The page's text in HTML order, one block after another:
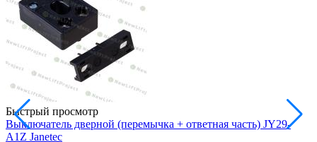
Быстрый просмотр
Выключатель дверной (перемычка + ответная часть) JY29-
A1Z Janetec